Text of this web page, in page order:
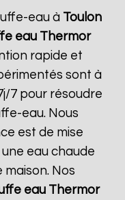
eau à Toulon
eau Thermor
rapide et
sont à
7 pour résoudre
eau. Nous
est de mise
eau chaude
Nos
eau Thermor